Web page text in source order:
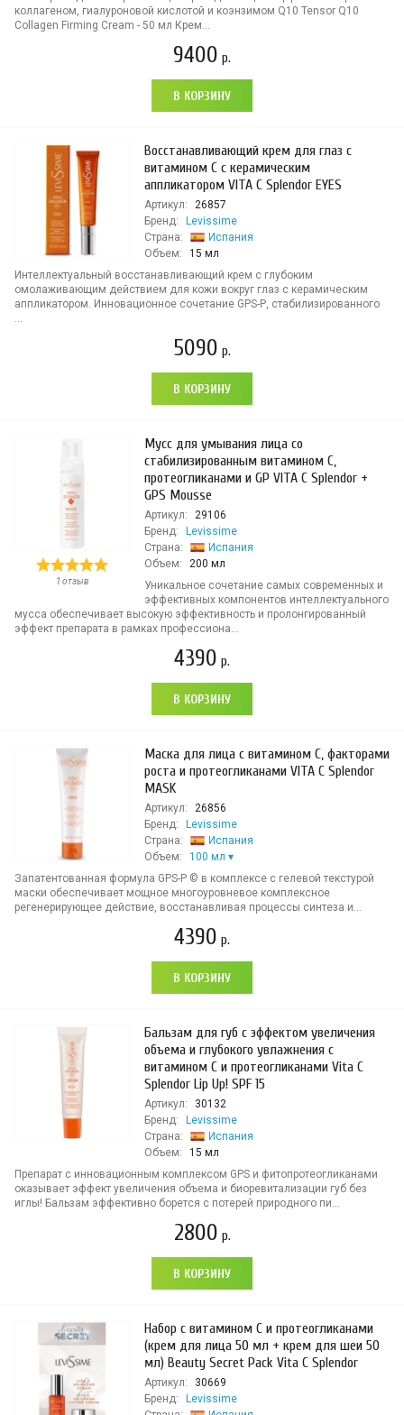
коллагеном, гиалуроновой кислотой и коэнзимом Q10 Tensor Q10
Collagen Firming Cream - 50 мл Крем...
9400 р.
В КОРЗИНУ
Восстанавливающий крем для глаз с
витамином С с керамическим
аппликатором VITA C Splendor EYES
Артикул:
26857
Бренд:
Levissime
Страна:
Испания
Объем:
15 мл
Интеллектуальный восстанавливающий крем с глубоким
омолаживающим действием для кожи вокруг глаз с керамическим
аппликатором. Инновационное сочетание GPS-Р, стабилизированного
...
5090 р.
В КОРЗИНУ
1 отзыв
Мусс для умывания лица со
стабилизированным витамином С,
протеогликанами и GP VITA C Splendor +
GPS Mousse
Артикул:
29106
Бренд:
Levissime
Страна:
Испания
Объем:
200 мл
Уникальное сочетание самых современных и
эффективных компонентов интеллектуального
мусса обеспечивает высокую эффективность и пролонгированный
эффект препарата в рамках профессиона...
4390 р.
В КОРЗИНУ
Маска для лица с витамином С, факторами
роста и протеогликанами VITA C Splendor
MASK
Артикул:
26856
Бренд:
Levissime
Страна:
Испания
Объем:
100 мл
Запатентованная формула GPS-Р © в комплексе с гелевой текстурой
маски обеспечивает мощное многоуровневое комплексное
регенерирующее действие, восстанавливая процессы синтеза и...
4390 р.
В КОРЗИНУ
Бальзам для губ с эффектом увеличения
объема и глубокого увлажнения с
витамином С и протеогликанами Vita C
Splendor Lip Up! SPF 15
Артикул:
30132
Бренд:
Levissime
Страна:
Испания
Объем:
15 мл
Препарат с инновационным комплексом GPS и фитопротеогликанами
оказывает эффект увеличения объема и биоревитализации губ без
иглы! Бальзам эффективно борется с потерей природного пи...
2800 р.
В КОРЗИНУ
Набор с витамином С и протеогликанами
(крем для лица 50 мл + крем для шеи 50
мл) Beauty Secret Pack Vita C Splendor
Артикул:
30669
Бренд:
Levissime